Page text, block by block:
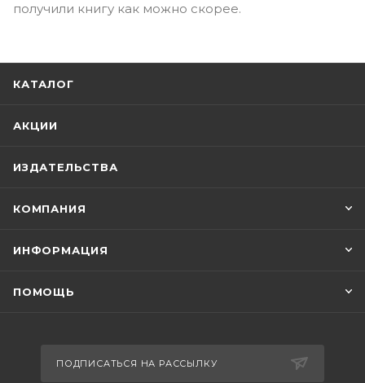
получили книгу как можно скорее.
КАТАЛОГ
АКЦИИ
ИЗДАТЕЛЬСТВА
КОМПАНИЯ
ИНФОРМАЦИЯ
ПОМОЩЬ
ПОДПИСАТЬСЯ НА РАССЫЛКУ